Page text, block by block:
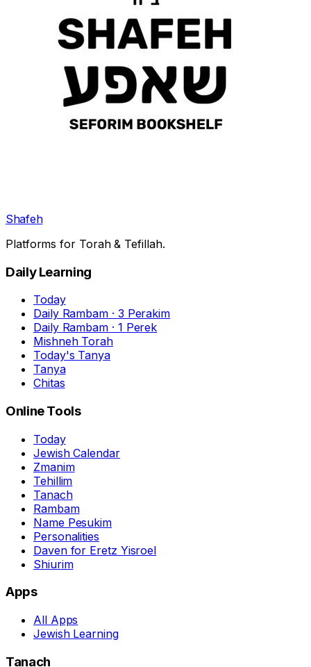
Shafeh
Platforms for Torah & Tefillah.
Daily Learning
Today
Daily Rambam · 3 Perakim
Daily Rambam · 1 Perek
Mishneh Torah
Today's Tanya
Tanya
Chitas
Online Tools
Today
Jewish Calendar
Zmanim
Tehillim
Tanach
Rambam
Name Pesukim
Personalities
Daven for Eretz Yisroel
Shiurim
Apps
All Apps
Jewish Learning
Tanach